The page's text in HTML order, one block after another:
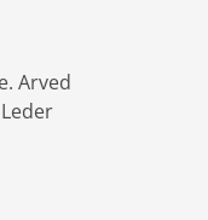
Arved